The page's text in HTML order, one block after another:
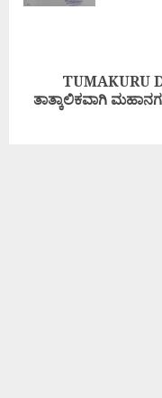
TUMAKURU
ತಾತ್ಕಾಲಿಕವಾಗಿ